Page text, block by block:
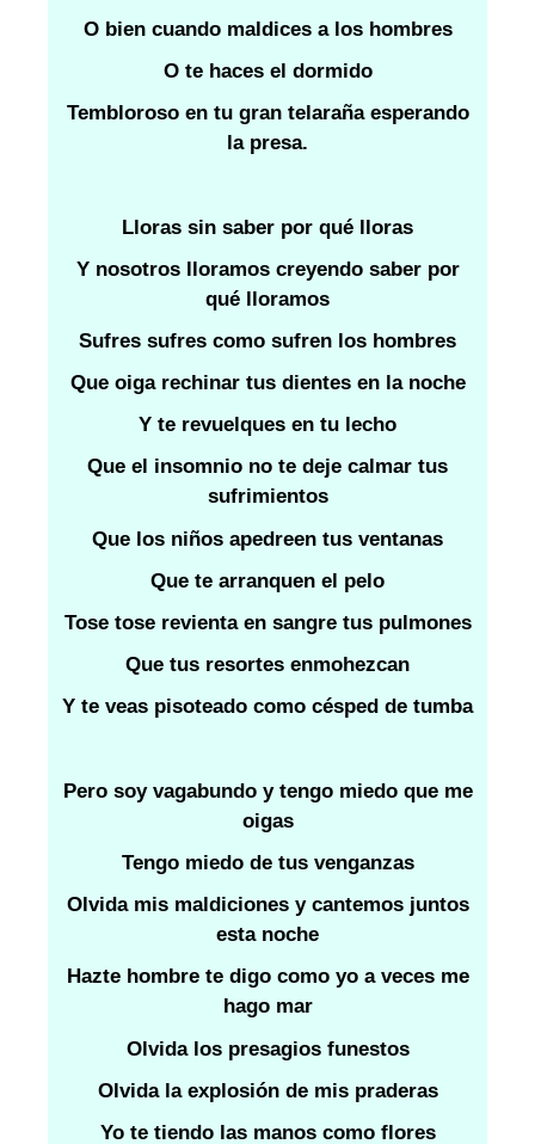
O bien cuando maldices a los hombres
O te haces el dormido
Tembloroso en tu gran telaraña esperando
la presa.
Lloras sin saber por qué lloras
Y nosotros lloramos creyendo saber por
qué lloramos
Sufres sufres como sufren los hombres
Que oiga rechinar tus dientes en la noche
Y te revuelques en tu lecho
Que el insomnio no te deje calmar tus
sufrimientos
Que los niños apedreen tus ventanas
Que te arranquen el pelo
Tose tose revienta en sangre tus pulmones
Que tus resortes enmohezcan
Y te veas pisoteado como césped de tumba
Pero soy vagabundo y tengo miedo que me
oigas
Tengo miedo de tus venganzas
Olvida mis maldiciones y cantemos juntos
esta noche
Hazte hombre te digo como yo a veces me
hago mar
Olvida los presagios funestos
Olvida la explosión de mis praderas
Yo te tiendo las manos como flores